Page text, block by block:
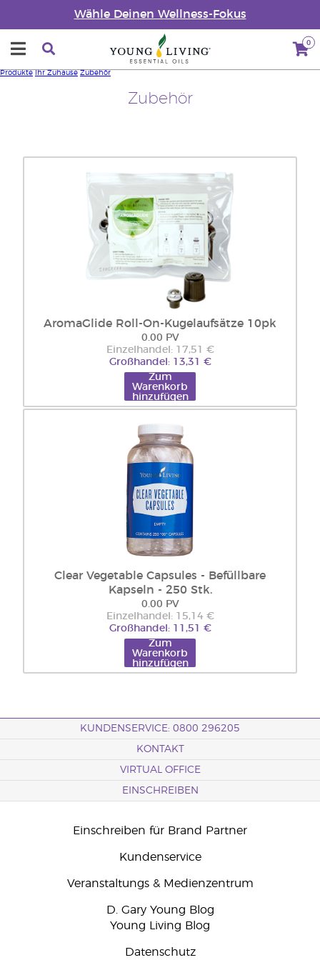
Wähle Deinen Wellness-Fokus
0
Zubehör
Produkte Ihr Zuhause Zubehör
AromaGlide Roll-On-Kugelaufsätze 10pk
0.00 PV
Einzelhandel: 17,51 €
Großhandel: 13,31 €
Zum
Warenkorb
hinzufügen
Clear Vegetable Capsules - Befüllbare
Kapseln - 250 Stk.
0.00 PV
Einzelhandel: 15,14 €
Großhandel: 11,51 €
Zum
Warenkorb
hinzufügen
KUNDENSERVICE: 0800 296205
KONTAKT
VIRTUAL OFFICE
EINSCHREIBEN
Einschreiben für Brand Partner
Kundenservice
Veranstaltungs & Medienzentrum
D. Gary Young Blog
Young Living Blog
Datenschutz